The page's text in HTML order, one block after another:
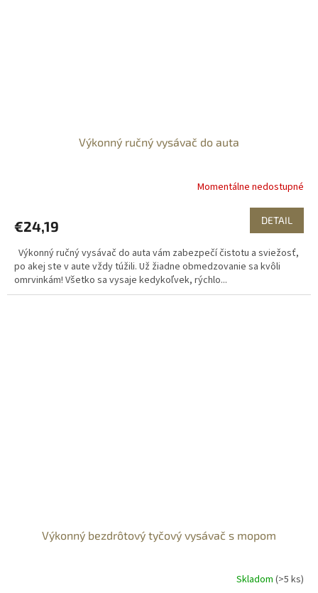
Výkonný ručný vysávač do auta
Momentálne nedostupné
€24,19 DETAIL
Výkonný ručný vysávač do auta vám zabezpečí čistotu a sviežosť,
po akej ste v aute vždy túžili. Už žiadne obmedzovanie sa kvôli
omrvinkám! Všetko sa vysaje kedykoľvek, rýchlo...
Výkonný bezdrôtový tyčový vysávač s mopom
Skladom (>5 ks)